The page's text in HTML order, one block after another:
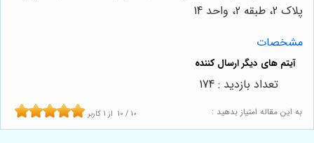
پلاک 2، طبقه 2، واحد 14
مشخصات
به این مقاله امتیاز بدهید : 10 / 10 از 1 کاربر
تعداد بازدید : 174